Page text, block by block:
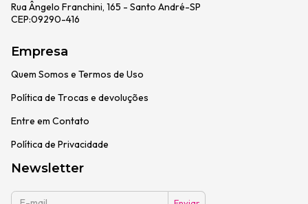
Rua Ângelo Franchini, 165 - Santo André-SP
CEP:09290-416
Empresa
Quem Somos e Termos de Uso
Política de Trocas e devoluções
Entre em Contato
Política de Privacidade
Newsletter